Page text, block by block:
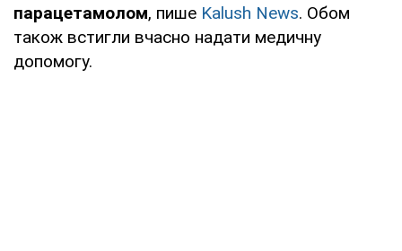
парацетамолом, пише Kalush News. Обом
також встигли вчасно надати медичну
допомогу.